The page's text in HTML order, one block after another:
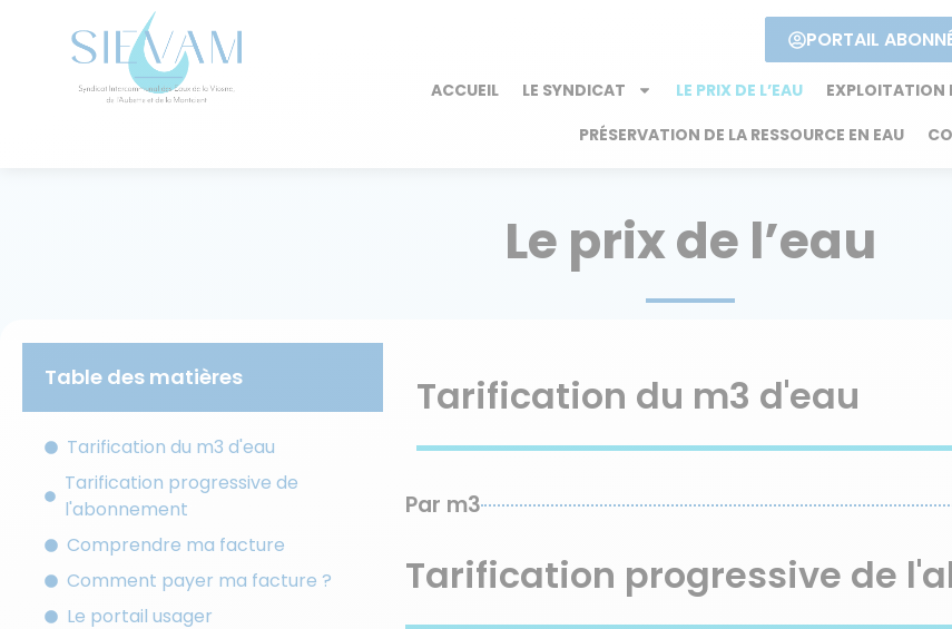
PORTAIL
ACCUEIL LE SYNDICAT LE PRIX DE L’EAU EXPLOITATION
PRÉSERVATION DE LA RESSOURCE EN EAU
Le prix de l’eau
Table des matières
Tarification du m3 d'eau
Tarification progressive de
l'abonnement
Comprendre ma facture
Comment payer ma facture ?
Le portail usager
Tarification du m3 d'eau
Par m3
Tarification progressive de